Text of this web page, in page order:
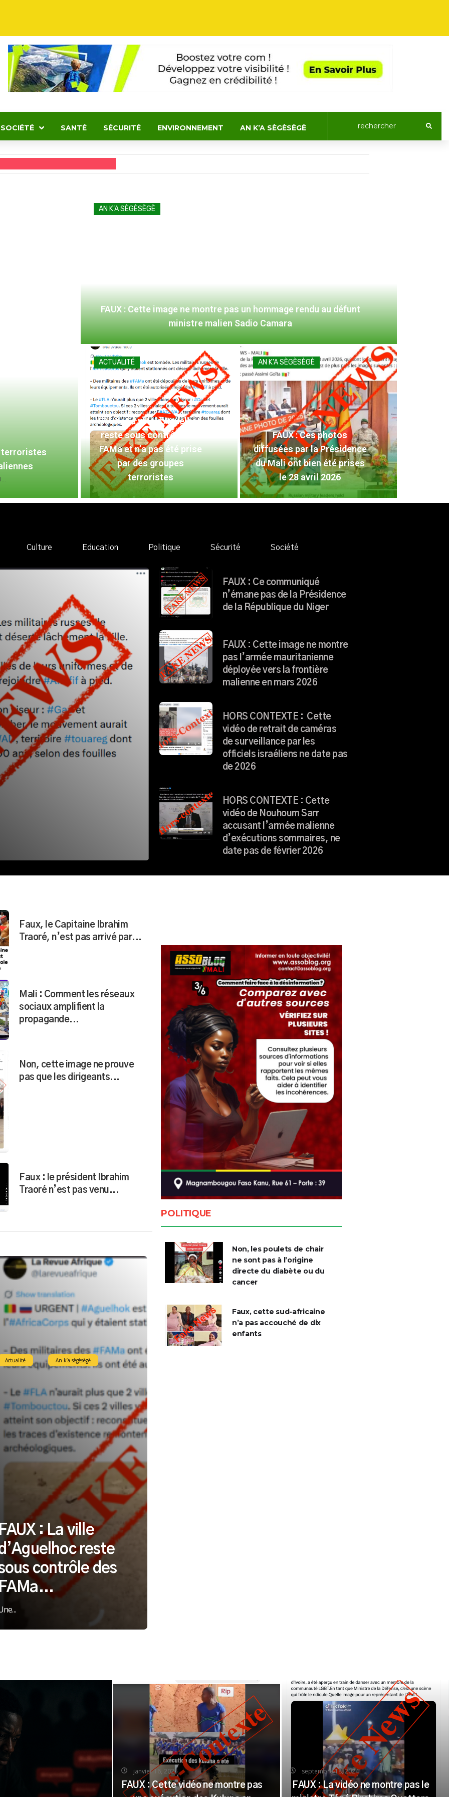
SOCIÉTÉ SANTÉ SÉCURITÉ ENVIRONNEMENT AN K’A SÈGÈSÈGÈ
terroristes
AN K’A SÈGÈSÈGÈ
FAUX : Cette image ne montre pas un hommage rendu au défunt
ministre malien Sadio Camara
ACTUALITÉ
FAUX : La ville d’Aguelhoc
reste sous contrôle des
FAMa et n’a pas été prise
par des groupes
terroristes
AN K’A SÈGÈSÈGÈ
FAUX : Ces photos
diffusées par la Présidence
du Mali ont bien été prises
le 28 avril 2026
Culture Education Politique Sécurité Société
FAUX : Ce communiqué
n’émane pas de la Présidence
de la République du Niger
FAUX : Cette image ne montre
pas l’armée mauritanienne
déployée vers la frontière
malienne en mars 2026
HORS CONTEXTE : Cette
vidéo de retrait de caméras
de surveillance par les
officiels israéliens ne date pas
de 2026
HORS CONTEXTE : Cette
vidéo de Nouhoum Sarr
accusant l’armée malienne
d’exécutions sommaires, ne
date pas de février 2026
Faux, le Capitaine Ibrahim
Traoré, n’est pas arrivé par...
Mali : Comment les réseaux
sociaux amplifient la
propagande...
Non, cette image ne prouve
pas que les dirigeants...
Faux : le président Ibrahim
Traoré n’est pas venu...
Actualité An k’a sègèsègè
FAUX : La ville
reste
contrôle des
FAMa...
POLITIQUE
Non, les poulets de chair
ne sont pas à l’origine
directe du diabète ou du
cancer
Faux, cette sud-africaine
n’a pas accouché de dix
enfants
janvier 16, 2025
FAUX : Cette vidéo ne montre pas
septembre 18, 2024
FAUX : La vidéo ne montre pas le